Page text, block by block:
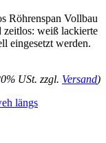
Röhrenspan Vollbau
zeitlos: weiß lackierte
eingesetzt werden.
USt. zzgl. Versand)
längs